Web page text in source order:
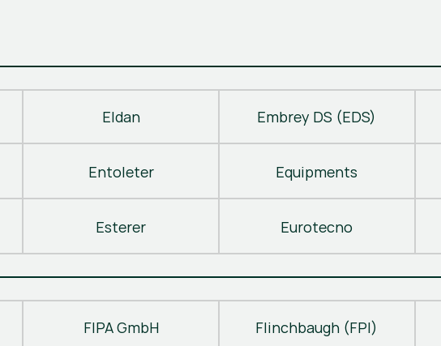
Eldan Embrey DS (EDS)
Entoleter Equipments
Esterer Eurotecno
FIPA GmbH Flinchbaugh (FPI)